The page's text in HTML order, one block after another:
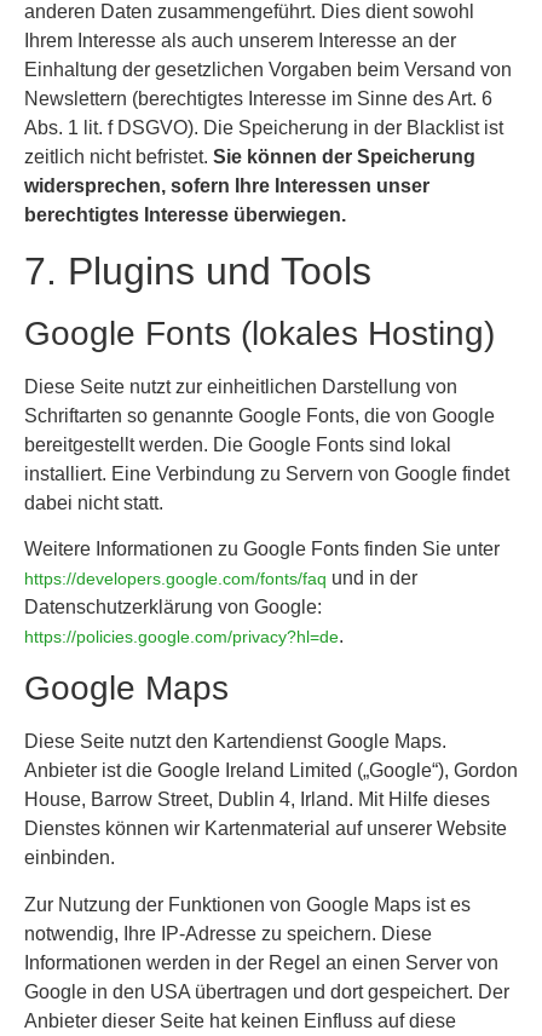
anderen Daten zusammengeführt. Dies dient sowohl
Ihrem Interesse als auch unserem Interesse an der
Einhaltung der gesetzlichen Vorgaben beim Versand von
Newslettern (berechtigtes Interesse im Sinne des Art. 6
Abs. 1 lit. f DSGVO). Die Speicherung in der Blacklist ist
zeitlich nicht befristet. Sie können der Speicherung
widersprechen, sofern Ihre Interessen unser
berechtigtes Interesse überwiegen.
7. Plugins und Tools
Google Fonts (lokales Hosting)
Diese Seite nutzt zur einheitlichen Darstellung von
Schriftarten so genannte Google Fonts, die von Google
bereitgestellt werden. Die Google Fonts sind lokal
installiert. Eine Verbindung zu Servern von Google findet
dabei nicht statt.
Weitere Informationen zu Google Fonts finden Sie unter
https://developers.google.com/fonts/faq und in der
Datenschutzerklärung von Google:
https://policies.google.com/privacy?hl=de.
Google Maps
Diese Seite nutzt den Kartendienst Google Maps.
Anbieter ist die Google Ireland Limited („Google“), Gordon
House, Barrow Street, Dublin 4, Irland. Mit Hilfe dieses
Dienstes können wir Kartenmaterial auf unserer Website
einbinden.
Zur Nutzung der Funktionen von Google Maps ist es
notwendig, Ihre IP-Adresse zu speichern. Diese
Informationen werden in der Regel an einen Server von
Google in den USA übertragen und dort gespeichert. Der
Anbieter dieser Seite hat keinen Einfluss auf diese